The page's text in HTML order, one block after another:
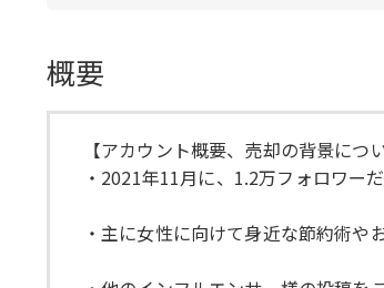
概要
【アカウント概要、売却の背景につ
・2021年11月に、1.2万フォロワー
・主に女性に向けて身近な節約術や